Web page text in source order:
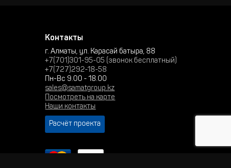
Контакты
г. Алматы, ул. Карасай батыра, 88
+7(701)301-95-05 (звонок бесплатный)
+7(727)292-18-58
Пн-Вс 9.00 - 18.00
sales@samatgroup.kz
Посмотреть на карте
Наши контакты
Расчёт проекта